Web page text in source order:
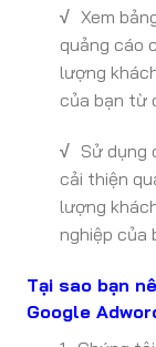
√ Xem
quảng cáo
lượng
của bạn từ
√ Sử dụng
cải thiện
lượng
nghiệp của
Tại sao bạn
Google